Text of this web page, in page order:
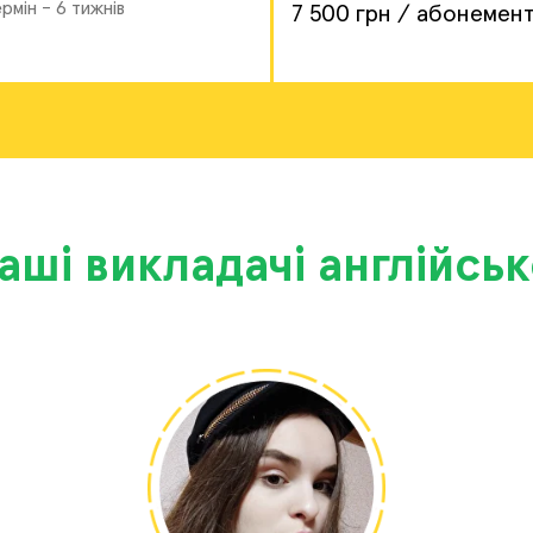
- 6 тижнів 7 500 грн /
викладачі